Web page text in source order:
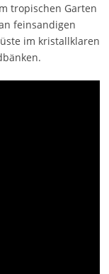
tropischen Garten
feinsandigen
im kristallklaren